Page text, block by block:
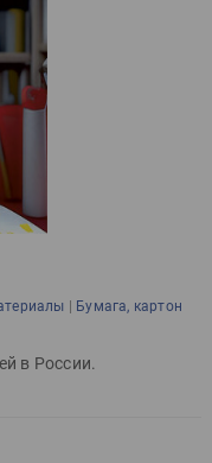
| Бумага, картон
в России.